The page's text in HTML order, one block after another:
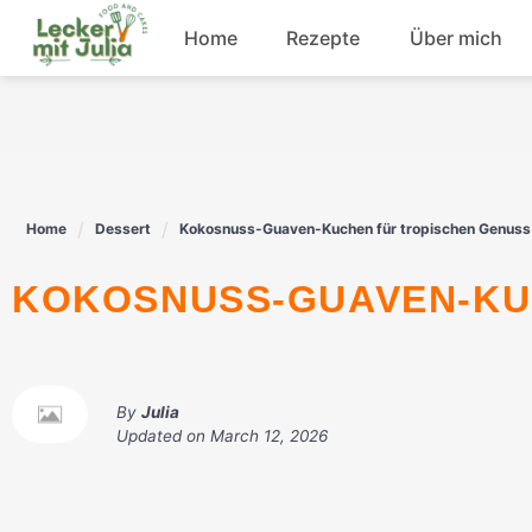
Skip
content
Home Rezepte
Rindfleisch
Dessert
Über mich
Home Dessert Kokosnuss-Guaven-Kuchen für tropischen Genuss
KOKOSNUSS-GUAVEN-
By Julia
Updated on March 12, 2026